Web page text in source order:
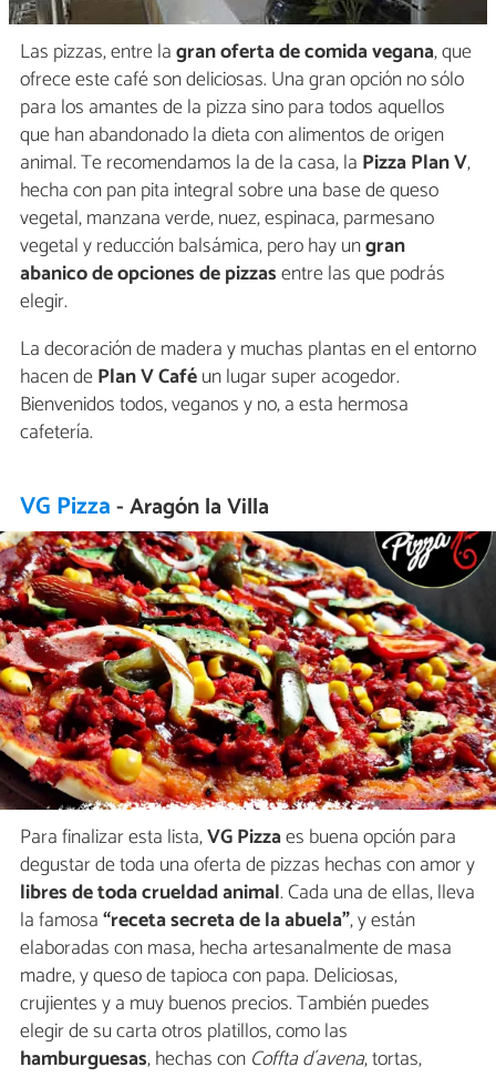
Las pizzas, entre lagran oferta de comida vegana, que
ofrece este café son deliciosas. Una gran opción no sólo
para los amantes de la pizza sino para todos aquellos
que han abandonado la dieta con alimentos de origen
animal. Te recomendamos la de la casa, la Pizza Plan V,
hecha con pan pita integral sobre una base de queso
vegetal, manzana verde, nuez, espinaca, parmesano
vegetal y reducción balsámica, pero hay ungran
abanico de opciones de pizzasentre las que podrás
elegir.
La decoración de madera y muchas plantas en el entorno
hacen dePlan V Caféun lugar super acogedor.
Bienvenidos todos, veganos y no, a esta hermosa
cafetería.
VG Pizza- Aragón la Villa
Para finalizar esta lista,VG Pizzaes buena opción para
degustar de toda una oferta de pizzas hechas con amor y
libres de toda crueldad animal. Cada una de ellas, lleva
la famosa“receta secreta de la abuela”, y están
elaboradas con masa, hecha artesanalmente de masa
madre, y queso de tapioca con papa. Deliciosas,
crujientes y a muy buenos precios. También puedes
elegir de su carta otros platillos, como las
hamburguesas, hechas con Coffta d´avena, tortas,